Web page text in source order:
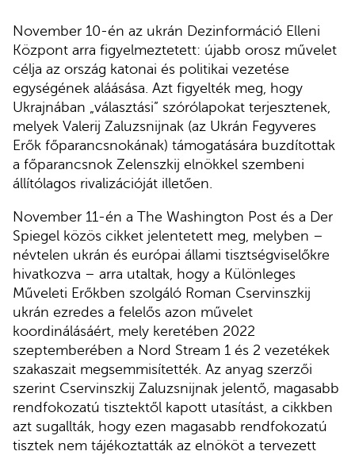
November 10-én az ukrán Dezinformáció Elleni
Központ arra figyelmeztetett: újabb orosz művelet
célja az ország katonai és politikai vezetése
egységének aláásása. Azt figyelték meg, hogy
Ukrajnában „választási” szórólapokat terjesztenek,
melyek Valerij Zaluzsnijnak (az Ukrán Fegyveres
Erők főparancsnokának) támogatására buzdítottak
a főparancsnok Zelenszkij elnökkel szembeni
állítólagos rivalizációját illetően.
November 11-én a The Washington Post és a Der
Spiegel közös cikket jelentetett meg, melyben –
névtelen ukrán és európai állami tisztségviselőkre
hivatkozva – arra utaltak, hogy a Különleges
Műveleti Erőkben szolgáló Roman Cservinszkij
ukrán ezredes a felelős azon művelet
koordinálásáért, mely keretében 2022
szeptemberében a Nord Stream 1 és 2 vezetékek
szakaszait megsemmisítették. Az anyag szerzői
szerint Cservinszkij Zaluzsnijnak jelentő, magasabb
rendfokozatú tisztektől kapott utasítást, a cikkben
azt sugallták, hogy ezen magasabb rendfokozatú
tisztek nem tájékoztatták az elnököt a tervezett